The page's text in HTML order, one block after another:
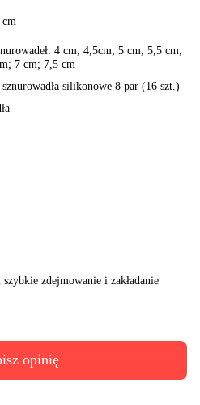
4 cm; 4,5cm; 5 cm; 5,5 cm;
7 cm; 7,5 cm
silikonowe 8 par (16 szt.)
zdejmowanie i zakładanie
opinię